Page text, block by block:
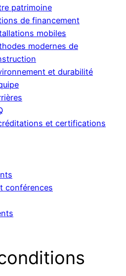
patrimoine
de financement
mobiles
modernes de
et durabilité
et certifications
conférences